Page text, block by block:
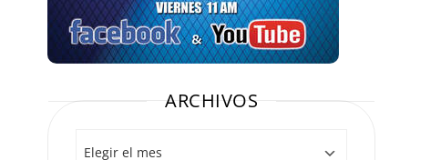
ARCHIVOS